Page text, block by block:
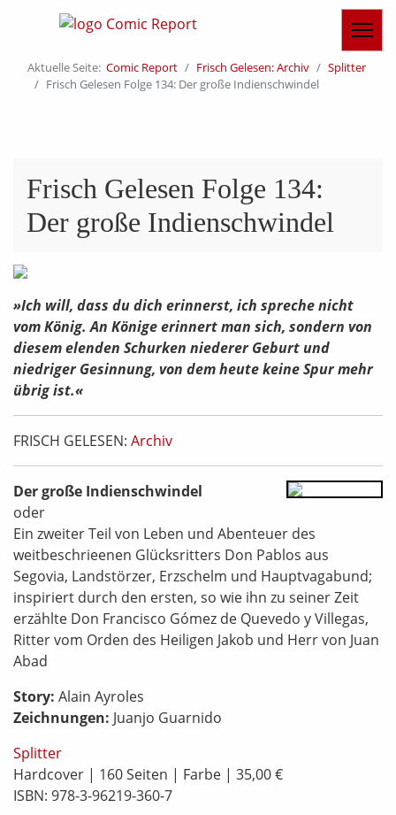
Aktuelle Seite: Comic Report Frisch Gelesen: Archiv
Splitter
Frisch Gelesen Folge 134: Der große Indienschwindel
Frisch Gelesen Folge 134:
Der große Indienschwindel
»Ich will, dass du dich erinnerst, ich spreche nicht
vom König. An Könige erinnert man sich, sondern von
diesem elenden Schurken niederer Geburt und
niedriger Gesinnung, von dem heute keine Spur mehr
übrig ist.«
FRISCH GELESEN: Archiv
Der große Indienschwindel
oder
Ein zweiter Teil von Leben und Abenteuer des
weitbeschrieenen Glücksritters Don Pablos aus
Segovia, Landstörzer, Erzschelm und Hauptvagabund;
inspiriert durch den ersten, so wie ihn zu seiner Zeit
erzählte Don Francisco Gómez de Quevedo y Villegas,
Ritter vom Orden des Heiligen Jakob und Herr von Juan
Abad
Story: Alain Ayroles
Zeichnungen: Juanjo Guarnido
Splitter
Hardcover | 160 Seiten | Farbe | 35,00 €
ISBN: 978-3-96219-360-7